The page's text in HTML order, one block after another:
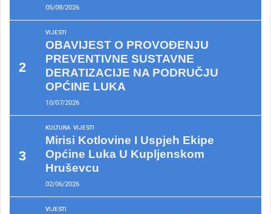
05/08/2026
VIJESTI
OBAVIJEST O PROVOĐENJU
PREVENTIVNE SUSTAVNE
DERATIZACIJE NA PODRUČJU
OPĆINE LUKA
10/07/2026
KULTURA VIJESTI
Mirisi Kotlovine I Uspjeh Ekipe
Općine Luka U Kupljenskom
Hruševcu
02/06/2026
VIJESTI